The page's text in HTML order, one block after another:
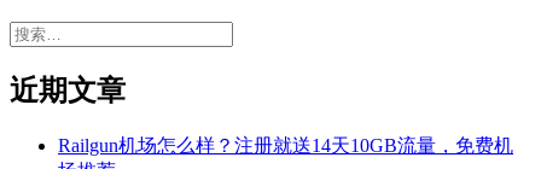
搜
近期文章
Railgun机场怎么样？注册就送14天10GB流量，免费机